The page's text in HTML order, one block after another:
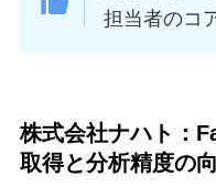
担当者のコ
株式会社ナハト：
取得と分析精度の